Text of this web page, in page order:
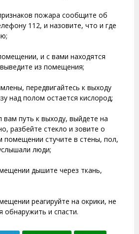
пожара сообщите об
112, и назовите, что и где
и с вами находятся
из помещения;
передвигайтесь к выходу
над полом остается кислород;
вам путь к выходу, выйдете на
разбейте стекло и зовите о
стучите в стены, пол,
люди;
дышите через ткань,
реагируйте на окрики, не
обнаружить и спасти.